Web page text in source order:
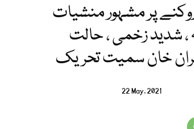
روکنے پر مشہور منشیات
، شدید زخمی ، حالت
خان سمیت تحریک
22 May, 2021